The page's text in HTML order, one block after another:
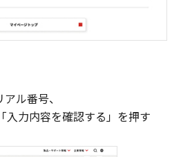
ル番号、
入力内容を確認する」を押す